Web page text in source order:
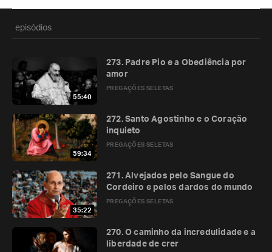
episódios
55:40
PREGAÇÕES SELETAS
273. Padre Pio e a Obediência por
amor
59:34
PREGAÇÕES SELETAS
272. Santo Agostinho e o Coração
inquieto
35:22
PREGAÇÕES SELETAS
271. Alvejados pelo Sangue do
Cordeiro e pelos dardos do mundo
270. O caminho da incredulidade e a
liberdade de crer